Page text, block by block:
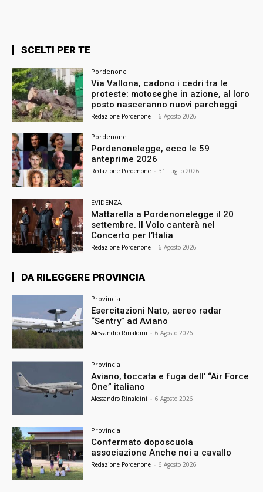
SCELTI PER TE
Pordenone
Via Vallona, cadono i cedri tra le
proteste: motoseghe in azione, al loro
posto nasceranno nuovi parcheggi
Redazione Pordenone - 6 Agosto 2026
Pordenone
Pordenonelegge, ecco le 59
anteprime 2026
Redazione Pordenone - 31 Luglio 2026
EVIDENZA
Mattarella a Pordenonelegge il 20
settembre. Il Volo canterà nel
Concerto per l’Italia
Redazione Pordenone - 6 Agosto 2026
DA RILEGGERE PROVINCIA
Provincia
Esercitazioni Nato, aereo radar
“Sentry” ad Aviano
Alessandro Rinaldini - 6 Agosto 2026
Provincia
Aviano, toccata e fuga dell’ “Air Force
One” italiano
Alessandro Rinaldini - 6 Agosto 2026
Provincia
Confermato doposcuola
associazione Anche noi a cavallo
Redazione Pordenone - 6 Agosto 2026